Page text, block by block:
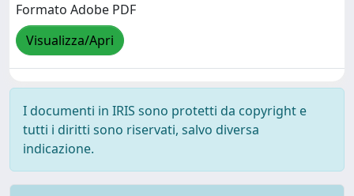
Formato Adobe PDF
Visualizza/Apri
I documenti in IRIS sono protetti da copyright e
tutti i diritti sono riservati, salvo diversa
indicazione.